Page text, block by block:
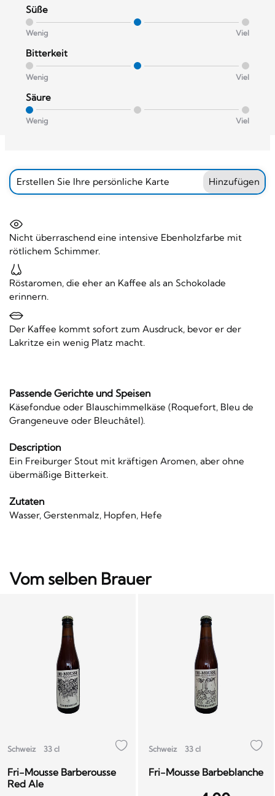
Süße
Wenig Viel
Bitterkeit
Wenig Viel
Säure
Wenig Viel
Erstellen Sie Ihre persönliche Karte Hinzufügen
Nicht überraschend eine intensive Ebenholzfarbe mit
rötlichem Schimmer.
Röstaromen, die eher an Kaffee als an Schokolade
erinnern.
Der Kaffee kommt sofort zum Ausdruck, bevor er der
Lakritze ein wenig Platz macht.
Passende Gerichte und Speisen
Käsefondue oder Blauschimmelkäse (Roquefort, Bleu de
Grangeneuve oder Bleuchâtel).
Description
Ein Freiburger Stout mit kräftigen Aromen, aber ohne
übermäßige Bitterkeit.
Zutaten
Wasser, Gerstenmalz, Hopfen, Hefe
Vom selben Brauer
Schweiz 33 cl
Fri-Mousse Barberousse
Red Ale
Schweiz 33 cl
Fri-Mousse Barbeblanche